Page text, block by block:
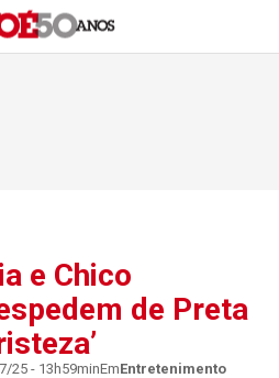
e Chico
de Preta
25 - 13h59minEmEntretenimento